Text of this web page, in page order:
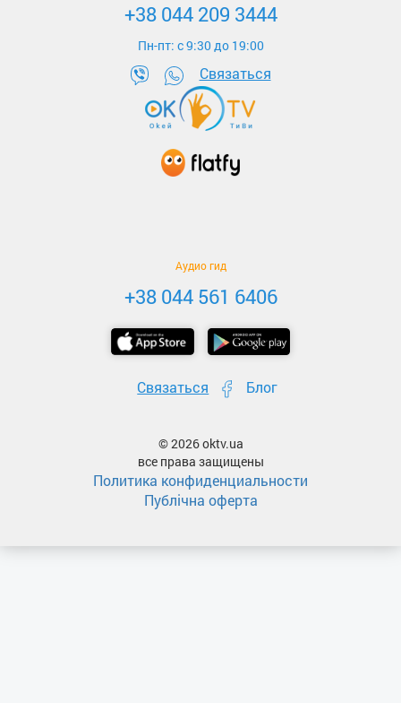
+38 044 209 3444
Пн-пт: c 9:30 до 19:00
Связаться
Аудио гид
+38 044 561 6406
Связаться Блог
© 2026 oktv.ua
все права защищены
Политика конфиденциальности
Публічна оферта